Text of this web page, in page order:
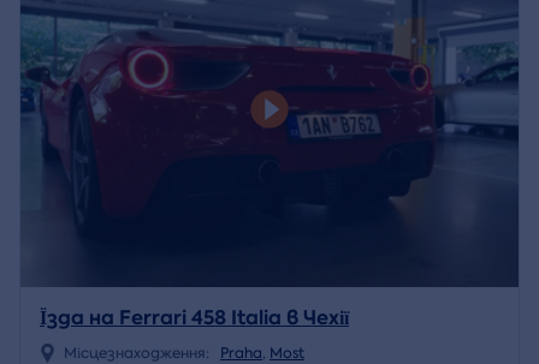
Їзда на Ferrari 458 Italia в Чехії
Місцезнаходження: Praha, Most